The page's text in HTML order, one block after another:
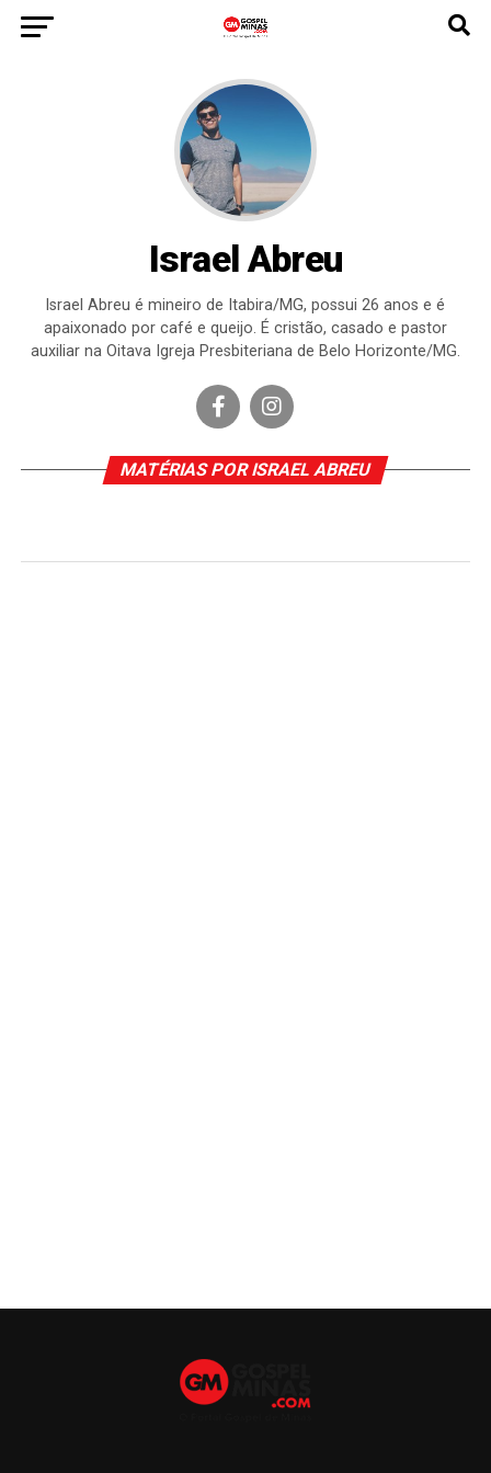
Israel Abreu
Israel Abreu é mineiro de Itabira/MG, possui 26 anos e é
apaixonado por café e queijo. É cristão, casado e pastor
auxiliar na Oitava Igreja Presbiteriana de Belo Horizonte/MG.
MATÉRIAS POR ISRAEL ABREU